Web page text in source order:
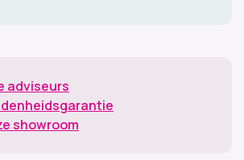
adviseurs
showroom